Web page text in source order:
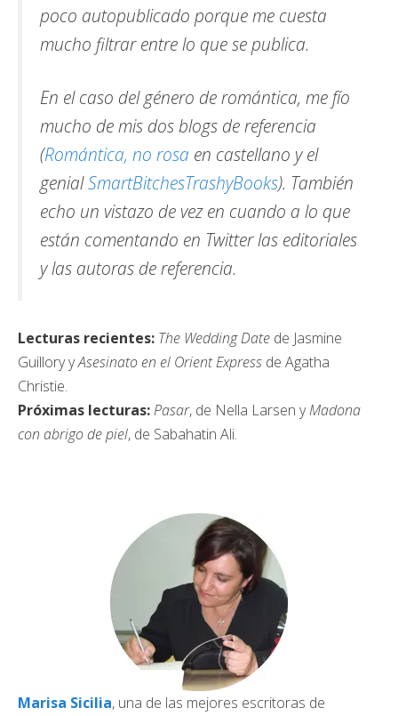
poco autopublicado porque me cuesta
mucho filtrar entre lo que se publica.
En el caso del género de romántica, me fío
mucho de mis dos blogs de referencia
(Romántica, no rosa en castellano y el
genialSmartBitchesTrashyBooks). También
echo un vistazo de vez en cuando a lo que
están comentando en Twitter las editoriales
y las autoras de referencia.
Lecturas recientes: The Wedding Date de Jasmine
Guillory yAsesinato en el Orient Express de Agatha
Christie.
Próximas lecturas:Pasar, de Nella Larsen yMadona
con abrigo de piel, de Sabahatin Ali.
Marisa Sicilia, una de las mejores escritoras de